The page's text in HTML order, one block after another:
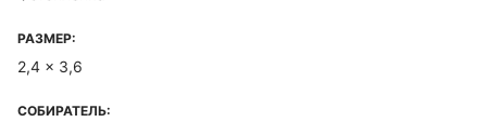
РАЗМЕР:
2,4 x 3,6
СОБИРАТЕЛЬ: